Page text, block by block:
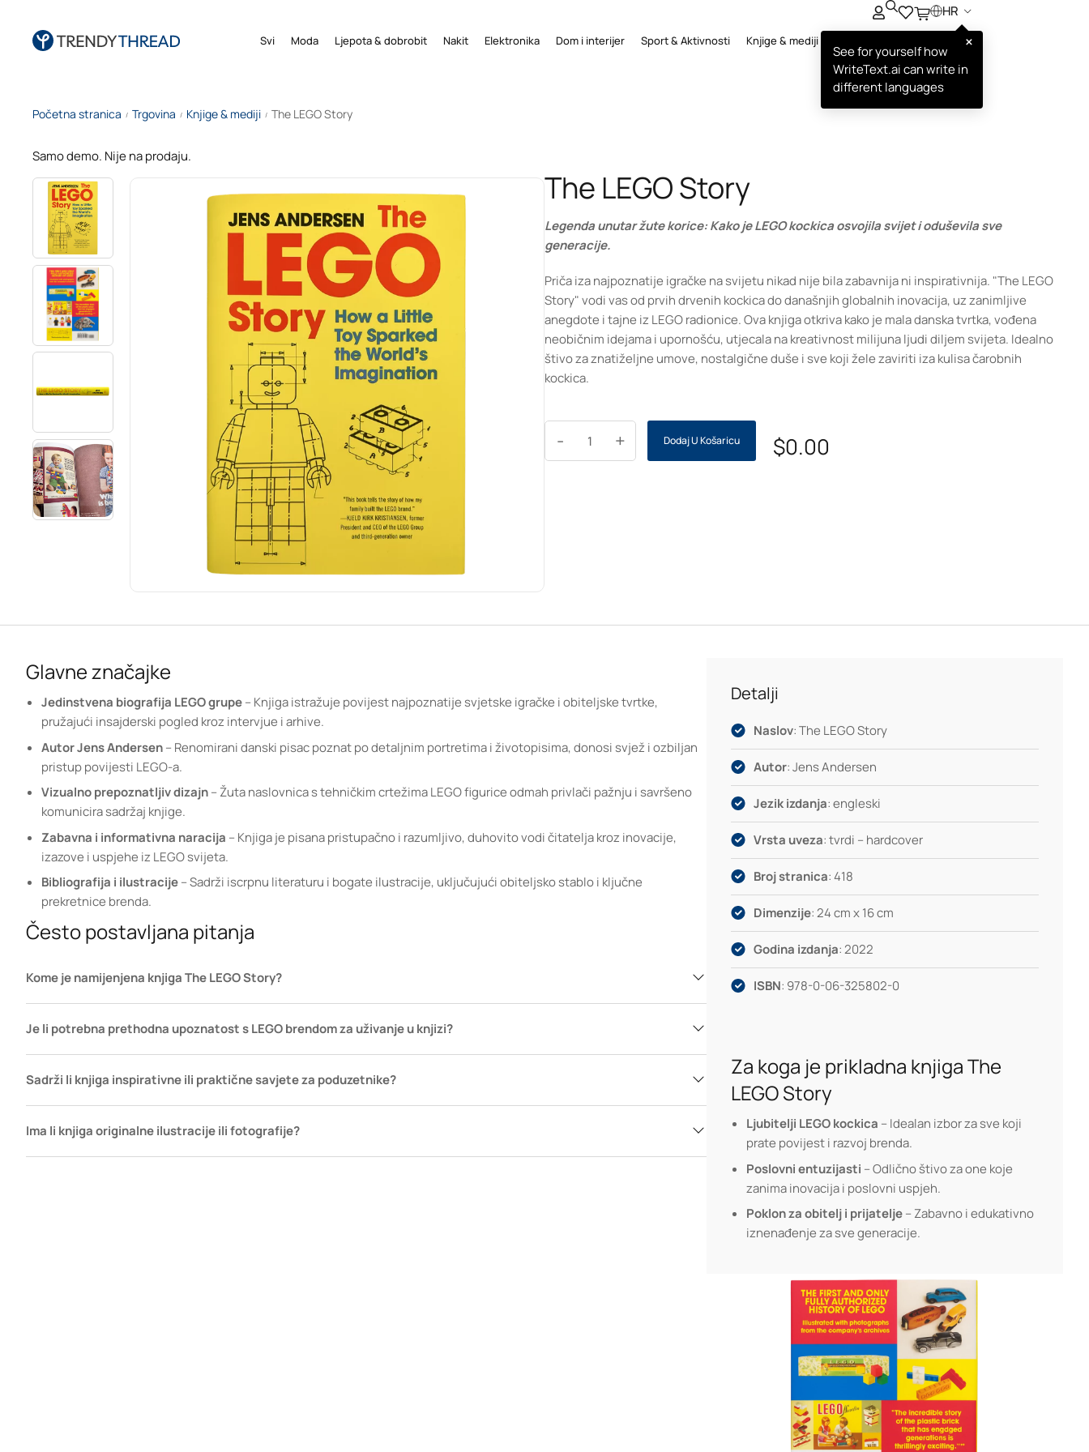
Svi Moda Ljepota & dobrobit Nakit Elektronika Dom i interijer Sport & Aktivnosti Knjige & mediji
HR
×
See for yourself how
WriteText.ai can write in
different languages
Početna stranica / Trgovina / Knjige & mediji / The LEGO Story
Samo demo. Nije na prodaju.
The LEGO Story
Legenda unutar žute korice: Kako je LEGO kockica osvojila svijet i oduševila sve
generacije.
Priča iza najpoznatije igračke na svijetu nikad nije bila zabavnija ni inspirativnija. "The LEGO
Story" vodi vas od prvih drvenih kockica do današnjih globalnih inovacija, uz zanimljive
anegdote i tajne iz LEGO radionice. Ova knjiga otkriva kako je mala danska tvrtka, vođena
neobičnim idejama i upornošću, utjecala na kreativnost milijuna ljudi diljem svijeta. Idealno
štivo za znatiželjne umove, nostalgične duše i sve koji žele zaviriti iza kulisa čarobnih
kockica.
+
- Dodaj U Košaricu $0.00
Glavne značajke
Jedinstvena biografija LEGO grupe– Knjiga istražuje povijest najpoznatije svjetske igračke i obiteljske tvrtke,
pružajući insajderski pogled kroz intervjue i arhive.
Autor Jens Andersen– Renomirani danski pisac poznat po detaljnim portretima i životopisima, donosi svjež i ozbiljan
pristup povijesti LEGO-a.
Vizualno prepoznatljiv dizajn– Žuta naslovnica s tehničkim crtežima LEGO figurice odmah privlači pažnju i savršeno
komunicira sadržaj knjige.
Zabavna i informativna naracija – Knjiga je pisana pristupačno i razumljivo, duhovito vodi čitatelja kroz inovacije,
izazove i uspjehe iz LEGO svijeta.
Bibliografija i ilustracije– Sadrži iscrpnu literaturu i bogate ilustracije, uključujući obiteljsko stablo i ključne
prekretnice brenda.
Često postavljana pitanja
Kome je namijenjena knjiga The LEGO Story?
Je li potrebna prethodna upoznatost s LEGO brendom za uživanje u knjizi?
Sadrži li knjiga inspirativne ili praktične savjete za poduzetnike?
Ima li knjiga originalne ilustracije ili fotografije?
Detalji
Naslov: The LEGO Story
Autor: Jens Andersen
Jezik izdanja: engleski
Vrsta uveza: tvrdi – hardcover
Broj stranica: 418
Dimenzije: 24 cm x 16 cm
Godina izdanja: 2022
ISBN: 978-0-06-325802-0
Za koga je prikladna knjiga The
LEGO Story
Ljubitelji LEGO kockica – Idealan izbor za sve koji
prate povijest i razvoj brenda.
Poslovni entuzijasti – Odlično štivo za one koje
zanima inovacija i poslovni uspjeh.
Poklon za obitelj i prijatelje– Zabavno i edukativno
iznenađenje za sve generacije.